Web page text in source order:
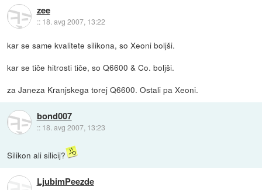
zee
:: 18. avg 2007, 13:22
kar se same kvalitete silikona, so Xeoni boljši.
kar se tiče hitrosti tiče, so Q6600 & Co. boljši.
za Janeza Kranjskega torej Q6600. Ostali pa Xeoni.
bond007
:: 18. avg 2007, 13:23
Silikon ali silicij?
LjubimPeezde